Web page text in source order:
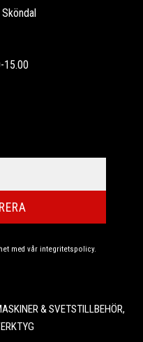
15.00
med vår integritetspolicy.
& SVETSTILLBEHÖR,